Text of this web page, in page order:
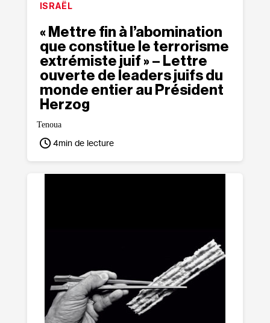
ISRAËL
« Mettre fin à l’abomination
que constitue le terrorisme
extrémiste juif » – Lettre
ouverte de leaders juifs du
monde entier au Président
Herzog
Tenoua
4min de lecture